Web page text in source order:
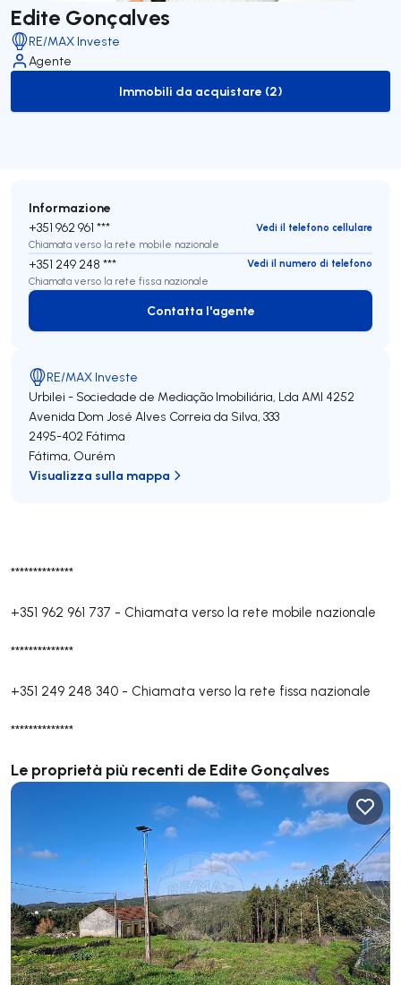
Edite Gonçalves
RE/MAX Investe
Agente
to-buy-listing
Immobili da acquistare (2)
**************
+351 962 961 737 - Chiamata verso la rete mobile nazionale
**************
+351 249 248 340 - Chiamata verso la rete fissa nazionale
**************
Le proprietà più recenti de Edite Gonçalves
Informazione
+351 962 961 ***
Vedi il telefono cellulare
Chiamata verso la rete mobile nazionale
+351 249 248 ***
Vedi il numero di telefono
Chiamata verso la rete fissa nazionale
Contatta l'agente
Contatta l'agente
RE/MAX Investe
Urbilei - Sociedade de Mediação Imobiliária, Lda AMI 4252
Avenida Dom José Alves Correia da Silva, 333
2495-402 Fátima
Fátima, Ourém
Visualizza sulla mappa